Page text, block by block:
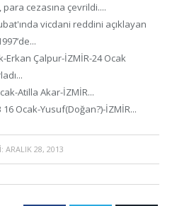
para cezasına çevrildi....
vicdani reddini açıklayan
Erkan Çalpur-İZMİR-24 Ocak
Atilla Akar-İZMİR...
16 Ocak-Yusuf(Doğan?)-İZMİR...
ARALIK 28, 2013